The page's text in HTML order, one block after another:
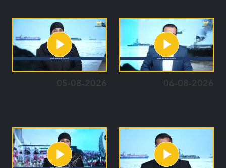
06-08-2026
05-08-2026